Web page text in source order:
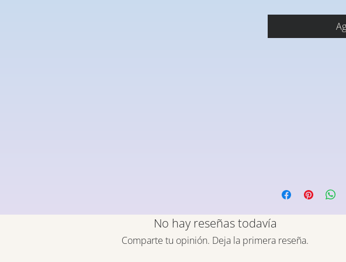
No hay reseñas todavía
Comparte tu opinión. Deja la primera reseña.